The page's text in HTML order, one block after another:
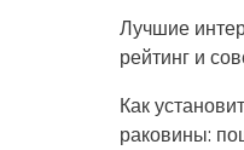
Лучшие
рейтинг и
Как
раковины: